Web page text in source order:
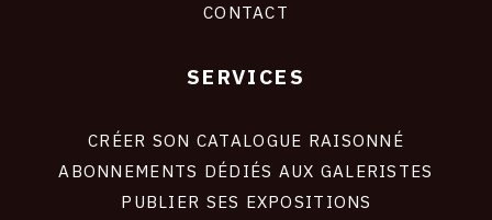
CONTACT
SERVICES
CRÉER SON CATALOGUE RAISONNÉ
ABONNEMENTS DÉDIÉS AUX GALERISTES
PUBLIER SES EXPOSITIONS